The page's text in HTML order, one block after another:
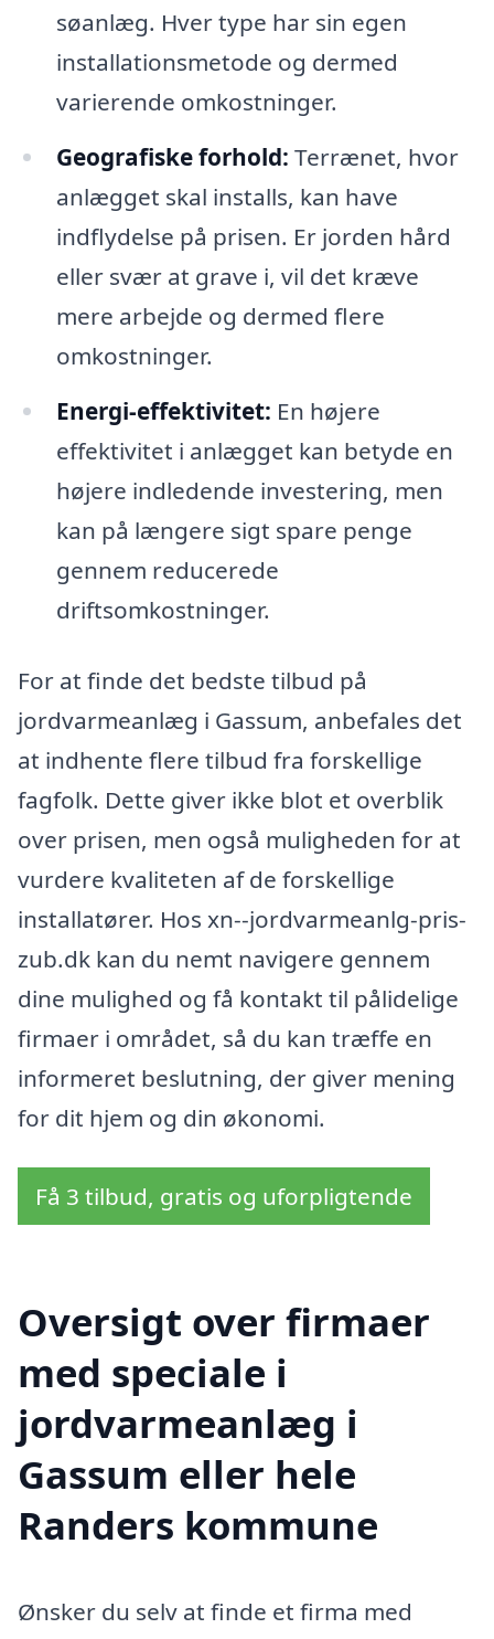
søanlæg. Hver type har sin egen
installationsmetode og dermed
varierende omkostninger.
Geografiske forhold: Terrænet, hvor
anlægget skal installs, kan have
indflydelse på prisen. Er jorden hård
eller svær at grave i, vil det kræve
mere arbejde og dermed flere
omkostninger.
Energi-effektivitet: En højere
effektivitet i anlægget kan betyde en
højere indledende investering, men
kan på længere sigt spare penge
gennem reducerede
driftsomkostninger.
For at finde det bedste tilbud på
jordvarmeanlæg i Gassum, anbefales det
at indhente flere tilbud fra forskellige
fagfolk. Dette giver ikke blot et overblik
over prisen, men også muligheden for at
vurdere kvaliteten af de forskellige
installatører. Hos xn--jordvarmeanlg-pris-
zub.dk kan du nemt navigere gennem
dine mulighed og få kontakt til pålidelige
firmaer i området, så du kan træffe en
informeret beslutning, der giver mening
for dit hjem og din økonomi.
Få 3 tilbud, gratis og uforpligtende
Oversigt over firmaer
med speciale i
jordvarmeanlæg i
Gassum eller hele
Randers kommune
Ønsker du selv at finde et firma med